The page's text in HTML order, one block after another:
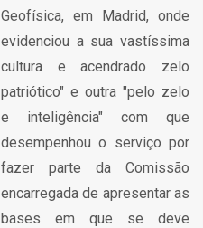
Geofísica, em Madrid, onde
evidenciou a sua vastíssima
cultura e acendrado zelo
patriótico" e outra "pelo zelo
e inteligência" com que
desempenhou o serviço por
fazer parte da Comissão
encarregada de apresentar as
bases em que se deve